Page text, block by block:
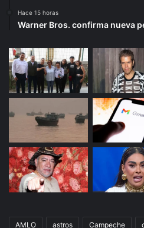
Hace 15 horas
Warner Bros. confirma nueva
AMLO astros Campeche